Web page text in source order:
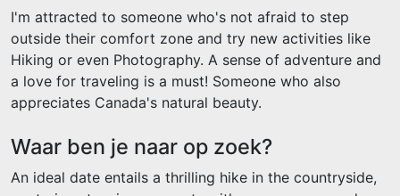
I'm attracted to someone who's not afraid to step
outside their comfort zone and try new activities like
Hiking or even Photography. A sense of adventure and
a love for traveling is a must! Someone who also
appreciates Canada's natural beauty.
Waar ben je naar op zoek?
An ideal date entails a thrilling hike in the countryside,